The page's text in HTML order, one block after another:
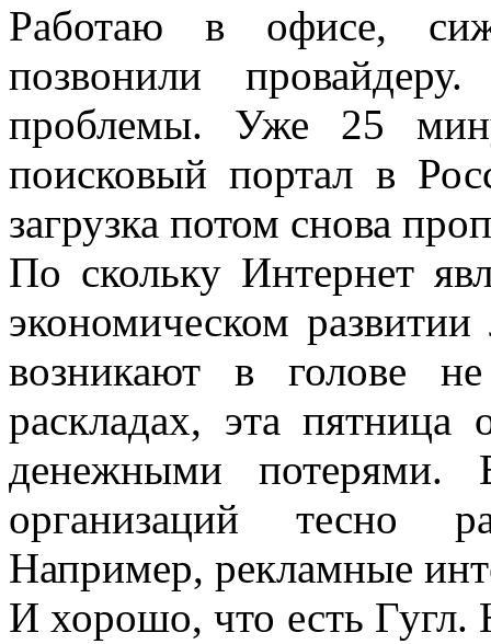
Работаю в офисе,
позвонили
проблемы. Уже 25
поисковый портал в
загрузка потом снова
По скольку Интернет
экономическом
возникают в голове
раскладах, эта пятница
денежными потерями.
организаций тесно
Например, рекламные
И хорошо, что есть